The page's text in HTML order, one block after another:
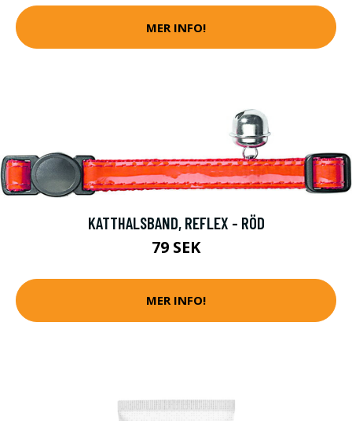
MER INFO!
KATTHALSBAND, REFLEX - RÖD
79 SEK
MER INFO!